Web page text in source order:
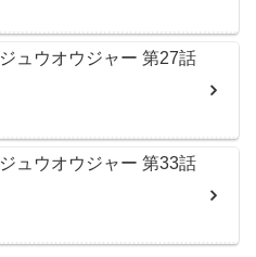
ュウオウジャー 第27話
ュウオウジャー 第33話